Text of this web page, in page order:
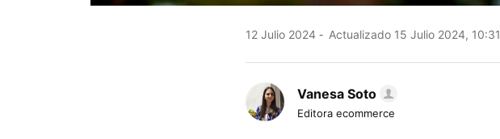
12 Julio 2024 Actualizado 15 Julio 2024, 10:31
Vanesa Soto
Editora ecommerce